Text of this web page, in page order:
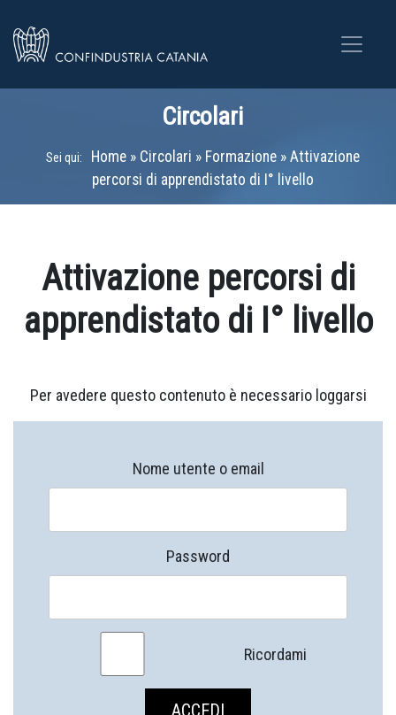
Circolari
Sei qui: Home» Circolari » Formazione» Attivazione
percorsi di apprendistato di I° livello
Attivazione percorsi di
apprendistato di I° livello
Per avedere questo contenuto è necessario loggarsi
Nome utente o email
Password
Ricordami